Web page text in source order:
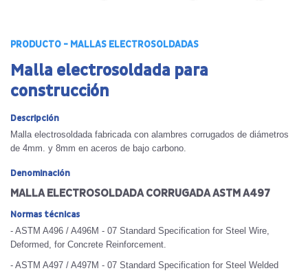
PRODUCTO - MALLAS ELECTROSOLDADAS
Malla electrosoldada para
construcción
Descripción
Malla electrosoldada fabricada con alambres corrugados de diámetros
de 4mm. y 8mm en aceros de bajo carbono.
Denominación
MALLA ELECTROSOLDADA CORRUGADA ASTM A497
Normas técnicas
- ASTM A496 / A496M - 07 Standard Specification for Steel Wire,
Deformed, for Concrete Reinforcement.
- ASTM A497 / A497M - 07 Standard Specification for Steel Welded